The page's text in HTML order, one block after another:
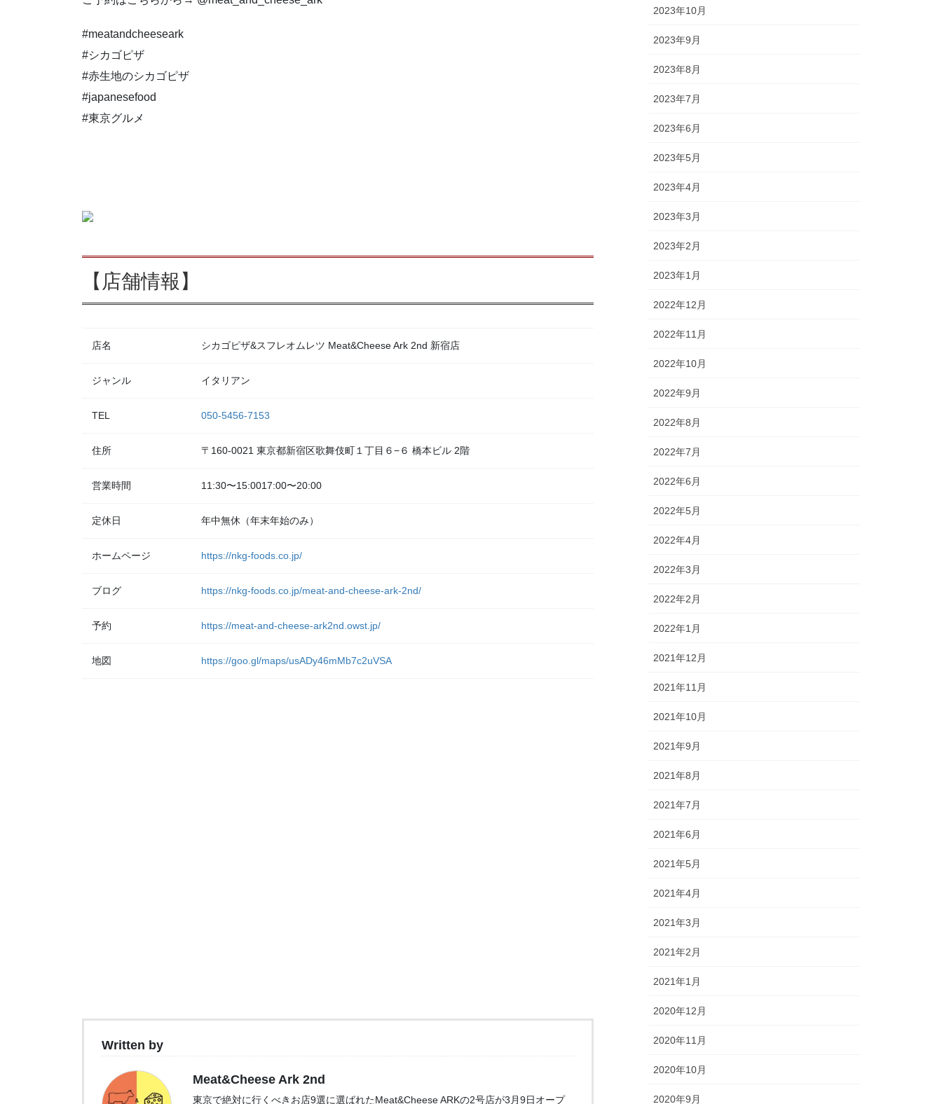
#meatandcheeseark
#シカゴピザ
#赤生地のシカゴピザ
#japanesefood
#東京グルメ
【店舗情報】
店名 シカゴピザ&スフレオムレツ Meat&Cheese Ark 2nd 新宿店
ジャンル イタリアン
TEL 050-5456-7153
住所 〒160-0021 東京都新宿区歌舞伎町１丁目６−６ 橋本ビル 2階
営業時間 11:30〜15:0017:00〜20:00
定休日 年中無休（年末年始のみ）
ホームページ https://nkg-foods.co.jp/
ブログ https://nkg-foods.co.jp/meat-and-cheese-ark-2nd/
予約 https://meat-and-cheese-ark2nd.owst.jp/
地図 https://goo.gl/maps/usADy46mMb7c2uVSA
Written by
Meat&Cheese Ark 2nd
東京で絶対に行くべきお店9選に選ばれたMeat&Cheese ARKの2号店が3月9日オープ
2023年10月
2023年9月
2023年8月
2023年7月
2023年6月
2023年5月
2023年4月
2023年3月
2023年2月
2023年1月
2022年12月
2022年11月
2022年10月
2022年9月
2022年8月
2022年7月
2022年6月
2022年5月
2022年4月
2022年3月
2022年2月
2022年1月
2021年12月
2021年11月
2021年10月
2021年9月
2021年8月
2021年7月
2021年6月
2021年5月
2021年4月
2021年3月
2021年2月
2021年1月
2020年12月
2020年11月
2020年10月
2020年9月